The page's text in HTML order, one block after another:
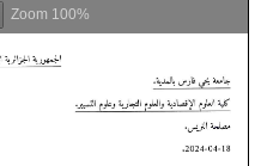
Zoom 100%